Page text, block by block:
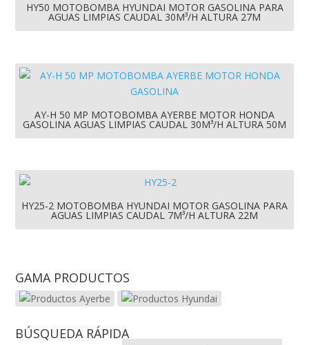
HY50 MOTOBOMBA HYUNDAI MOTOR GASOLINA PARA
AGUAS LIMPIAS CAUDAL 30M³/H ALTURA 27M
AY-H 50 MP MOTOBOMBA AYERBE MOTOR HONDA
GASOLINA AGUAS LIMPIAS CAUDAL 30M³/H ALTURA 50M
HY25-2 MOTOBOMBA HYUNDAI MOTOR GASOLINA PARA
AGUAS LIMPIAS CAUDAL 7M³/H ALTURA 22M
GAMA PRODUCTOS
BÚSQUEDA RÁPIDA